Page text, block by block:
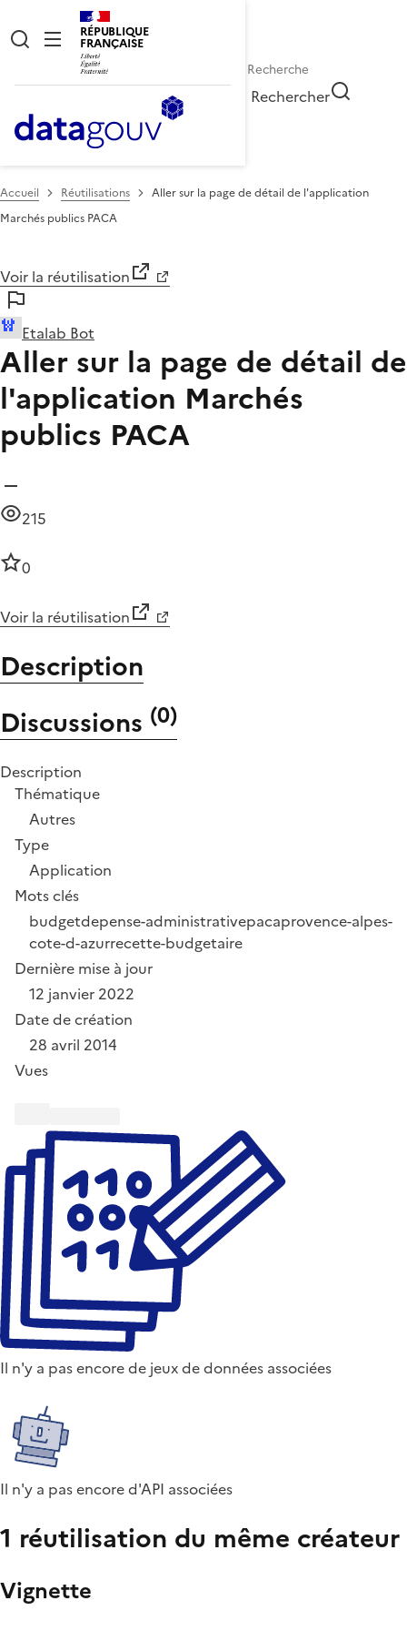
RÉPUBLIQUE
FRANÇAISE
Rechercher
Accueil Réutilisations
Aller sur la page de détail de l'application
Marchés publics PACA
Voir la réutilisation
Etalab Bot
Aller sur la page de détail de
l'application Marchés
publics PACA
215
0
Voir la réutilisation
Description
Discussions (0)
Description
Thématique
Autres
Type
Application
Mots clés
budgetdepense-administrativepacaprovence-alpes-
cote-d-azurrecette-budgetaire
Dernière mise à jour
12 janvier 2022
Date de création
28 avril 2014
Vues
Il n'y a pas encore de jeux de données associées
Il n'y a pas encore d'API associées
1 réutilisation du même créateur
Vignette